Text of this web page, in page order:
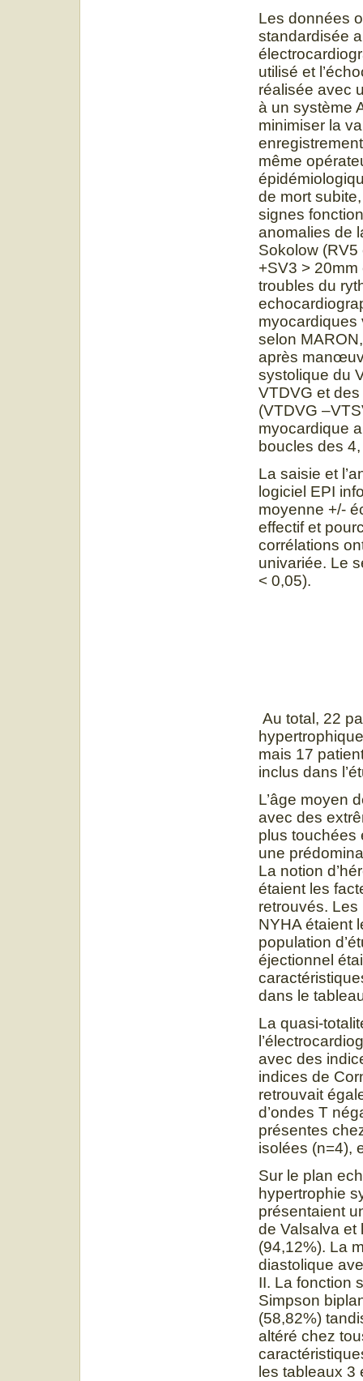
Les données
standardisée
utilisé et
réalisée avec
à un système
minimiser la
même
de mort
signes
anomalies de
Sokolow (RV5
+SV3 > 20mm
troubles du
myocardiques
selon
après
systolique du
VTDVG et
(VTDVG
myocardique
boucles des
La saisie et
logiciel EPI
moyenne +/-
effectif et
corrélations
univariée. Le
< 0,05).
Au total, 22
mais 17
inclus dans
L’âge moyen
avec des
plus touchées
une
La notion
étaient les
retrouvés.
NYHA étaient
population
éjectionnel
dans le
La quasi-
avec des
indices de
retrouvait
d’ondes T
présentes
isolées (n=4),
Sur le plan
hypertrophie
présentaient
de Valsalva et
(94,12%). La
diastolique
II. La fonction
Simpson
(58,82%)
altéré chez
les tableaux 3